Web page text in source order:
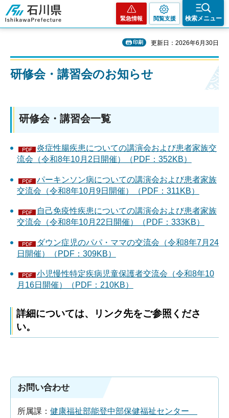
石川県
緊急情報 閲覧支援 検索メニュー
印刷 更新日：2026年6月30日
研修会・講習会のお知らせ
研修会・講習会一覧
炎症性腸疾患についての講演会および患者家族交
流会（令和8年10月2日開催）（PDF：352KB）
パーキンソン病についての講演会および患者家族
交流会（令和8年10月9日開催）（PDF：311KB）
自己免疫性疾患についての講演会および患者家族
交流会（令和8年10月22日開催）（PDF：333KB）
ダウン症児のパパ・ママの交流会（令和8年7月24
日開催）（PDF：309KB）
小児慢性特定疾病児童保護者交流会（令和8年10
月16日開催）（PDF：210KB）
詳細については、リンク先をご参照くださ
い。
お問い合わせ
所属課： 健康福祉部能登中部保健福祉センター